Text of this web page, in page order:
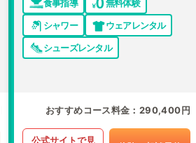
食事指導
無料体験
シャワー
ウェアレンタル
シューズレンタル
おすすめコース料金 290,400円
公式サイトで見